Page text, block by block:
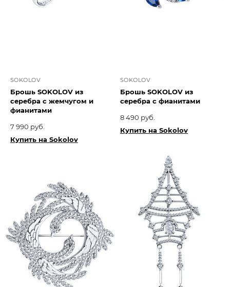
SOKOLOV
Брошь SOKOLOV из
серебра с жемчугом и
фианитами
7 990 руб.
Купить на Sokolov
SOKOLOV
Брошь SOKOLOV из
серебра с фианитами
8 490 руб.
Купить на Sokolov